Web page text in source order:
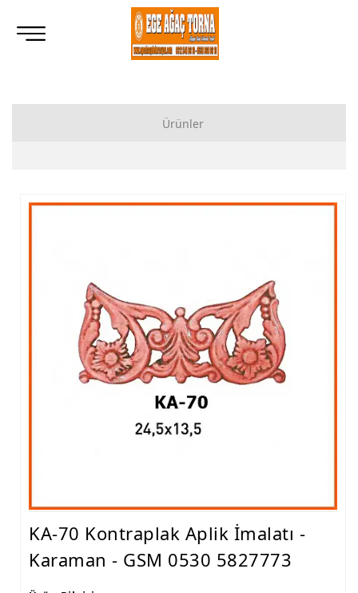
Ürünler
Ham Ahşap Yemek Masası İmalatı, Modelleri
Ham Ahşap Sandalye İmalatı, Modelleri
Ham Ahşap Zigon Sehpa İmalatı, Modelleri
Ham Ahşap Fiskos Sehpa İmalatı, Modelleri
Ham Ahşap Konsol İmalatı, Modelleri
Ham Ahşap Saksılık Çiçeklik İmalatı, Modelleri
Ham Ahşap Makyaj Masası İmalatı Modelleri
KA-70 Kontraplak Aplik İmalatı -
Karaman - GSM 0530 5827773